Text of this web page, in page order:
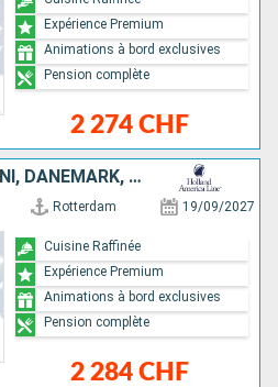
2 274 CHF
Expérience Premium
Animations à bord exclusives
Pension complète
NORVÈGE, ROYAUME-UNI, DANEMARK, PAYS-BAS
Rotterdam 19/09/2027
2 284 CHF
Cuisine Raffinée
Expérience Premium
Animations à bord exclusives
Pension complète